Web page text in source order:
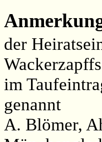
der
im
genannt
A. Blömer,